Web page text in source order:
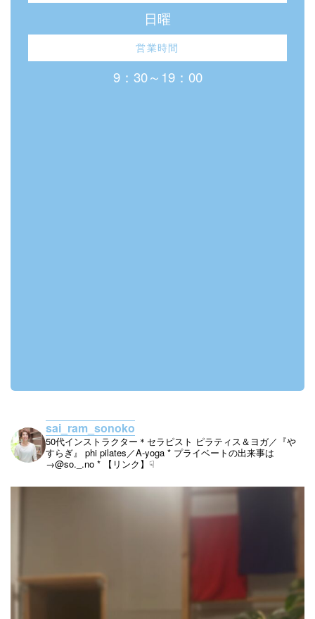
日曜
営業時間
9：30～19：00
sai_ram_sonoko
50代インストラクター＊セラピスト ピラティス＆ヨガ／『や
すらぎ』
phi pilates／A-yoga * プライベートの出来事は
→@so._.no * 【リンク】☟